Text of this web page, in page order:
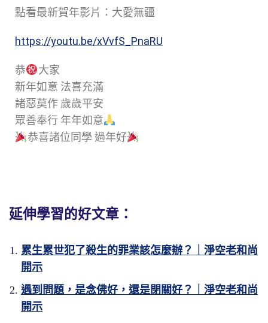
點看最新賀年影片：大愛無疆
https://youtu.be/xVvfS_PnaRU
恭
大家
新年如意 法喜充滿
諸惡莫作 歲歲平安
眾善奉行 年年如意
恭喜諸位同學 過年好
延伸學習的好文章：
累生累世犯了殺生的罪業該怎麼辦？｜淨空老和尚
開示
遇到問題，是念佛好，還是閉關好？｜淨空老和尚
開示